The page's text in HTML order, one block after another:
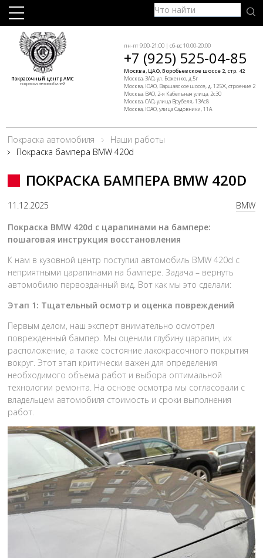
Покрасочный центр АМС
покраска автомобилей
пн-пт 9:00-21:00 | сб-вс 10:00-20:00
+7 (925) 525-04-85
Москва, ЦАО, Воробьевское шоссе 2, стр. 42
Москва, ЗАО, ул. Боженко, д.5г
Москва, ЮАО, Варшавское шоссе, д. 125Ж, строение 2
Москва, ВАО, 2-я Кабельная улица, 2с30
Москва, САО, улица Врубеля, 13Ас8
Москва, ЮАО, улица Садовники, 11А
Покраска автомобиля
Наши работы
Покраска бампера BMW 420d
ПОКРАСКА БАМПЕРА BMW 420D
11.12.2025
BMW
Покраска BMW 420d с царапинами на бампере:
пошаговая инструкция восстановления
К нам в кузовной центр поступил автомобиль BMW 420d с
неприятными царапинами на бампере. Задача – вернуть
автомобилю первозданный вид. Вот как мы это сделали:
Этап 1: Тщательный осмотр и оценка повреждений
Первым делом, наш эксперт внимательно осмотрел
поврежденный бампер. Мы оценили глубину царапин, их
расположение, а также состояние лакокрасочного покрытия
вокруг. Этот этап критически важен для определения
необходимого объема работ и выбора оптимальной
технологии ремонта. На основе осмотра мы согласовали с
владельцем автомобиля стоимость и сроки выполнения
работ.